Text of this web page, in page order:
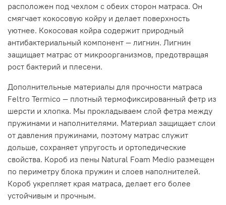
расположен под чехлом с обеих сторон матраса. Он
смягчает кокосовую койру и делает поверхность
уютнее. Кокосовая койра содержит природный
антибактериальный компонент — лигнин. Лигнин
защищает матрас от микроорганизмов, предотвращая
рост бактерий и плесени.
Дополнительные материалы для прочности матраса
Feltro Termico — плотный термофиксированный фетр из
шерсти и хлопка. Мы прокладываем слой фетра между
пружинами и наполнителями. Материал защищает слои
от давления пружинами, поэтому матрас служит
дольше, сохраняет упругость и ортопедические
свойства. Короб из пены Natural Foam Medio размещен
по периметру блока пружин и слоев наполнителей.
Короб укрепляет края матраса, делает его более
устойчивым и прочным.